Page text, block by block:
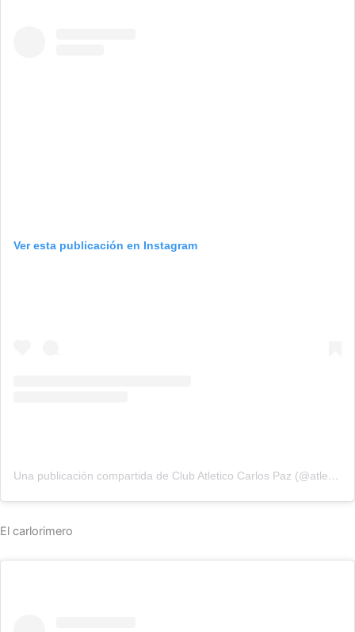
Ver esta publicación en Instagram
Una publicación compartida de Club Atletico Carlos Paz (@atleticocarlospaz)
El carlorimero